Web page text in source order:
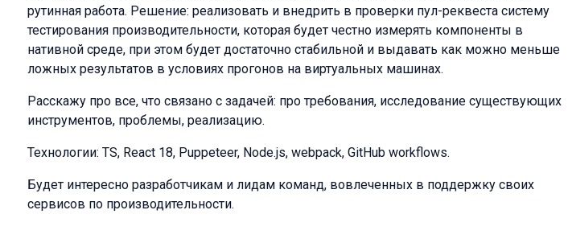
рутинная работа. Решение: реализовать и внедрить в проверки пул-реквеста систему
тестирования производительности, которая будет честно измерять компоненты в
нативной среде, при этом будет достаточно стабильной и выдавать как можно меньше
ложных результатов в условиях прогонов на виртуальных машинах.
Расскажу про все, что связано с задачей: про требования, исследование существующих
инструментов, проблемы, реализацию.
Технологии: TS, React 18, Puppeteer, Node.js, webpack, GitHub workflows.
Будет интересно разработчикам и лидам команд, вовлеченных в поддержку своих
сервисов по производительности.